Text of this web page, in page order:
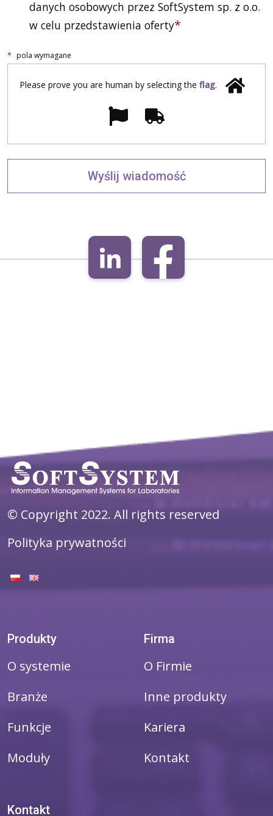
danych osobowych przez SoftSystem sp. z o.o.
w celu przedstawienia oferty
* pola wymagane
Please prove you are human by selecting the flag.
© Copyright 2022. All rights reserved
Polityka prywatności
Produkty
O systemie
Branże
Funkcje
Moduły
Firma
O Firmie
Inne produkty
Kariera
Kontakt
Kontakt